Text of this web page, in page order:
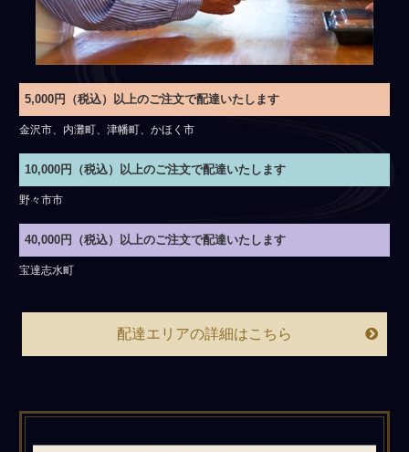
5,000円（税込）以上のご注文で配達いたします
金沢市、内灘町、津幡町、かほく市
10,000円（税込）以上のご注文で配達いたします
野々市市
40,000円（税込）以上のご注文で配達いたします
宝達志水町
配達エリアの詳細はこちら